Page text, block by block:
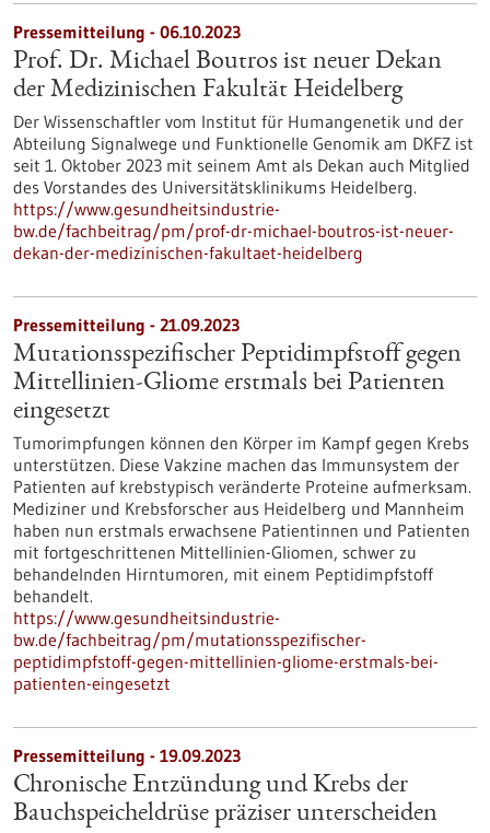
Pressemitteilung - 06.10.2023
Prof. Dr. Michael Boutros ist neuer Dekan
der Medizinischen Fakultät Heidelberg
Der Wissenschaftler vom Institut für Humangenetik und der
Abteilung Signalwege und Funktionelle Genomik am DKFZ ist
seit 1. Oktober 2023 mit seinem Amt als Dekan auch Mitglied
des Vorstandes des Universitätsklinikums Heidelberg.
https://www.gesundheitsindustrie-
bw.de/fachbeitrag/pm/prof-dr-michael-boutros-ist-neuer-
dekan-der-medizinischen-fakultaet-heidelberg
Pressemitteilung - 21.09.2023
Mutationsspezifischer Peptidimpfstoff gegen
Mittellinien-Gliome erstmals bei Patienten
eingesetzt
Tumorimpfungen können den Körper im Kampf gegen Krebs
unterstützen. Diese Vakzine machen das Immunsystem der
Patienten auf krebstypisch veränderte Proteine aufmerksam.
Mediziner und Krebsforscher aus Heidelberg und Mannheim
haben nun erstmals erwachsene Patientinnen und Patienten
mit fortgeschrittenen Mittellinien-Gliomen, schwer zu
behandelnden Hirntumoren, mit einem Peptidimpfstoff
behandelt.
https://www.gesundheitsindustrie-
bw.de/fachbeitrag/pm/mutationsspezifischer-
peptidimpfstoff-gegen-mittellinien-gliome-erstmals-bei-
patienten-eingesetzt
Pressemitteilung - 19.09.2023
Chronische Entzündung und Krebs der
Bauchspeicheldrüse präziser unterscheiden